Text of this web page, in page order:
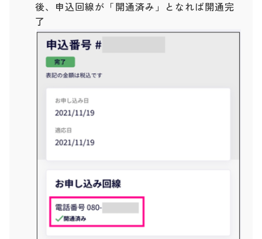
後、申込回線が「開通済み」となれば開通完
了